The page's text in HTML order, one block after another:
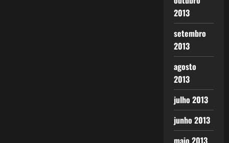
2013
setembro
2013
agosto
2013
julho 2013
junho 2013
maio 2013